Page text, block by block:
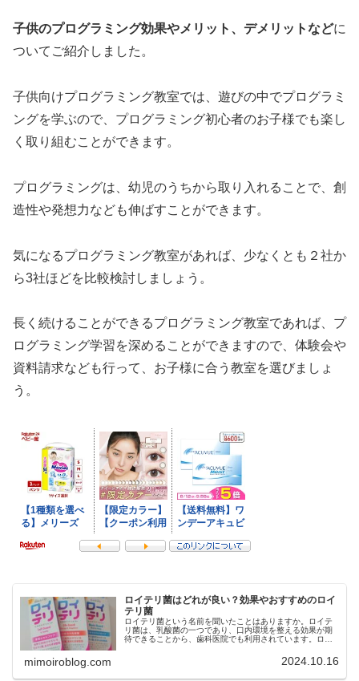
子供のプログラミング効果やメリット、デメリットなどに
ついてご紹介しました。
子供向けプログラミング教室では、遊びの中でプログラミ
ングを学ぶので、プログラミング初心者のお子様でも楽し
く取り組むことができます。
プログラミングは、幼児のうちから取り入れることで、創
造性や発想力なども伸ばすことができます。
気になるプログラミング教室があれば、少なくとも２社か
ら3社ほどを比較検討しましょう。
長く続けることができるプログラミング教室であれば、プ
ログラミング学習を深めることができますので、体験会や
資料請求なども行って、お子様に合う教室を選びましょ
う。
ロイテリ菌はどれが良い？効果やおすすめのロイ
テリ菌
ロイテリ菌という名前を聞いたことはありますか。ロイテ
リ菌は、乳酸菌の一つであり、口内環境を整える効果が期
待できることから、歯科医院でも利用されています。ロイ
mimoiroblog.com 2024.10.16